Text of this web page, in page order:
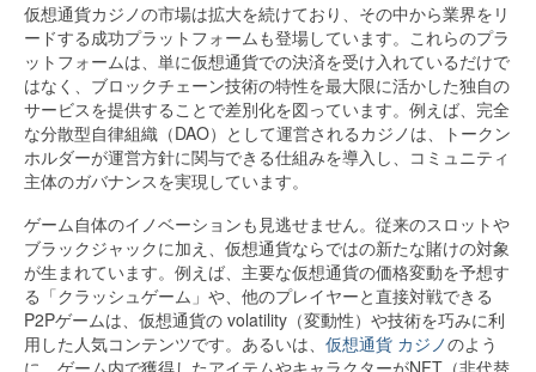
仮想通貨カジノの市場は拡大を続けており、その中から業界をリ
ードする成功プラットフォームも登場しています。これらのプラ
ットフォームは、単に仮想通貨での決済を受け入れているだけで
はなく、ブロックチェーン技術の特性を最大限に活かした独自の
サービスを提供することで差別化を図っています。例えば、完全
な分散型自律組織（DAO）として運営されるカジノは、トークン
ホルダーが運営方針に関与できる仕組みを導入し、コミュニティ
主体のガバナンスを実現しています。
ゲーム自体のイノベーションも見逃せません。従来のスロットや
ブラックジャックに加え、仮想通貨ならではの新たな賭けの対象
が生まれています。例えば、主要な仮想通貨の価格変動を予想す
る「クラッシュゲーム」や、他のプレイヤーと直接対戦できる
P2Pゲームは、仮想通貨の volatility（変動性）や技術を巧みに利
用した人気コンテンツです。あるいは、 仮想通貨 カジノのよう